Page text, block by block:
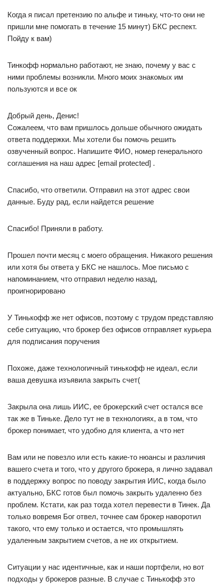
Когда я писал претензию по альфе и тиньку, что-то они не
пришли мне помогать в течение 15 минут) БКС респект.
Пойду к вам)
Тинкофф нормально работают, не знаю, почему у вас с
ними проблемы возникли. Много моих знакомых им
пользуются и все ок
Добрый день, Денис!
Сожалеем, что вам пришлось дольше обычного ожидать
ответа поддержки. Мы хотели бы помочь решить
озвученный вопрос. Напишите ФИО, номер генерального
соглашения на наш адрес [email protected] .
Спасибо, что ответили. Отправил на этот адрес свои
данные. Буду рад, если найдется решение
Спасибо! Приняли в работу.
Прошел почти месяц с моего обращения. Никакого решения
или хотя бы ответа у БКС не нашлось. Мое письмо с
напоминанием, что отправил неделю назад,
проигнорировано
У Тинькофф же нет офисов, поэтому с трудом представляю
себе ситуацию, что брокер без офисов отправляет курьера
для подписания поручения
Похоже, даже технологичный тинькофф не идеал, если
ваша девушка изъявила закрыть счет(
Закрыла она лишь ИИС, ее брокерский счет остался все
так же в Тиньке. Дело тут не в технологиях, а в том, что
брокер понимает, что удобно для клиента, а что нет
Вам или не повезло или есть какие-то нюансы и различия
вашего счета и того, что у другого брокера, я лично задавал
в поддержку вопрос по поводу закрытия ИИС, когда было
актуально, БКС готов был помочь закрыть удаленно без
проблем. Кстати, как раз тогда хотел перевести в Тинек. Да
только вовремя Бог отвел, точнее сам брокер наворотил
такого, что ему только и остается, что промышлять
удаленным закрытием счетов, а не их открытием.
Ситуации у нас идентичные, как и наши портфели, но вот
подходы у брокеров разные. В случае с Тинькофф это